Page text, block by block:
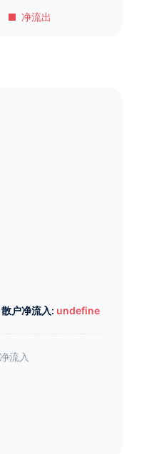
净流出
散户净流入: undefined